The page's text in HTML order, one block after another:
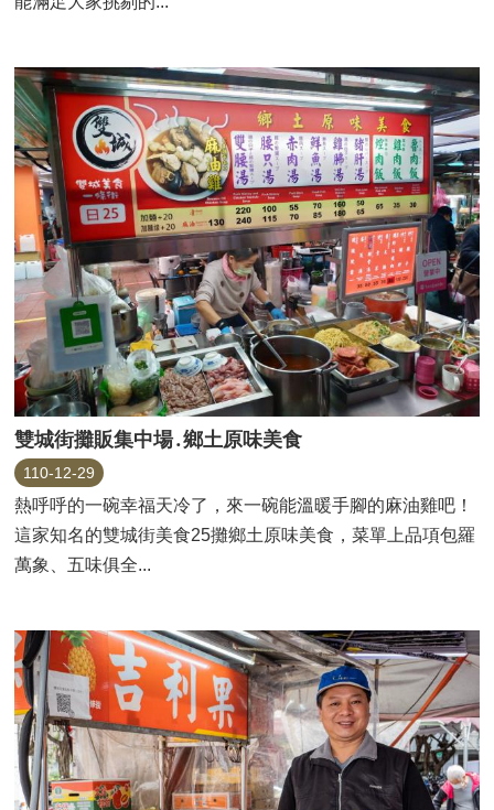
雙城街攤販集中場․鄉土原味美食
110-12-29
熱呼呼的一碗幸福天冷了，來一碗能溫暖手腳的麻油雞吧！
這家知名的雙城街美食25攤鄉土原味美食，菜單上品項包羅
萬象、五味俱全...